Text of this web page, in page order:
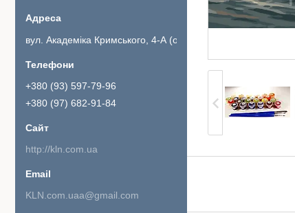
вул. Академіка Кримського, 4-А (офіс 111)., Київ, Україна
+380 (93) 597-79-96
+380 (97) 682-91-84
http://kln.com.ua
KLN.com.uaa@gmail.com